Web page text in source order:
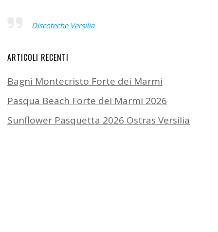
Discoteche Versilia
ARTICOLI RECENTI
Bagni Montecristo Forte dei Marmi
Pasqua Beach Forte dei Marmi 2026
Sunflower Pasquetta 2026 Ostras Versilia